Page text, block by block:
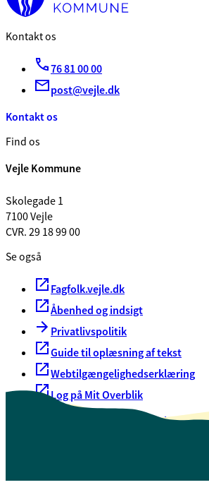
Kontakt os
76 81 00 00
post@vejle.dk
Kontakt os
Find os
Vejle Kommune
Skolegade 1
7100 Vejle
CVR. 29 18 99 00
Se også
Fagfolk.vejle.dk
Åbenhed og indsigt
Privatlivspolitik
Guide til oplæsning af tekst
Webtilgængelighedserklæring
Log på Mit Overblik
Oversigt